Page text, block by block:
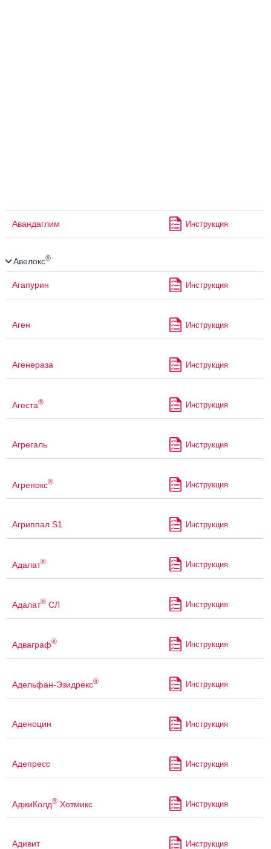
Авандаглим Инструкция
Авелокс®
Агапурин Инструкция
Аген Инструкция
Агенераза Инструкция
Агеста® Инструкция
Агрегаль Инструкция
Агренокс® Инструкция
Агриппал S1 Инструкция
Адалат® Инструкция
Адалат® СЛ Инструкция
Адваграф® Инструкция
Адельфан-Эзидрекс® Инструкция
Аденоцин Инструкция
Адепресс Инструкция
АджиКолд® Хотмикс Инструкция
Адивит Инструкция